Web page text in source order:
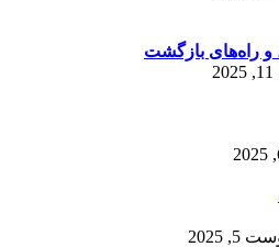
راه‌های بازگشت
5, 2025